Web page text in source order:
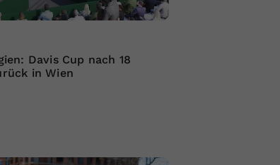
Davis Cup nach 18
in Wien